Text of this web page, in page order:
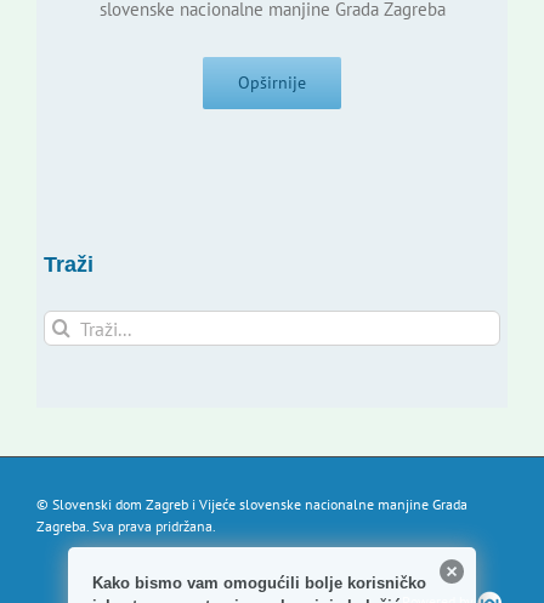
slovenske nacionalne manjine Grada Zagreba
Opširnije
Traži
Traži...
© Slovenski dom Zagreb i Vijeće slovenske nacionalne manjine Grada
Zagreba. Sva prava pridržana.
Kako bismo vam omogućili bolje korisničko